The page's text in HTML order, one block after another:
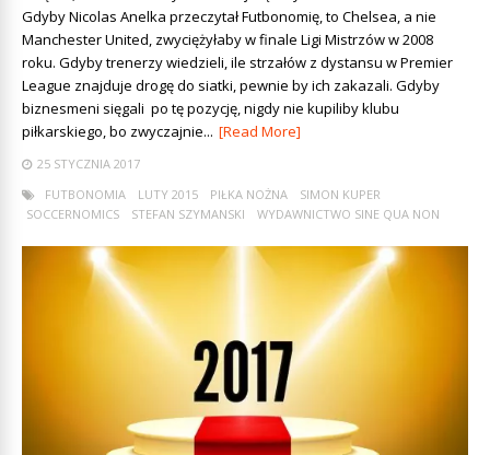
Gdyby Nicolas Anelka przeczytał Futbonomię, to Chelsea, a nie
Manchester United, zwyciężyłaby w finale Ligi Mistrzów w 2008
roku. Gdyby trenerzy wiedzieli, ile strzałów z dystansu w Premier
League znajduje drogę do siatki, pewnie by ich zakazali. Gdyby
biznesmeni sięgali po tę pozycję, nigdy nie kupiliby klubu
piłkarskiego, bo zwyczajnie... [Read More]
25 STYCZNIA 2017
FUTBONOMIA
LUTY 2015 PIŁKA NOŻNA
SIMON KUPER
SOCCERNOMICS
STEFAN SZYMANSKI WYDAWNICTWO SINE QUA NON